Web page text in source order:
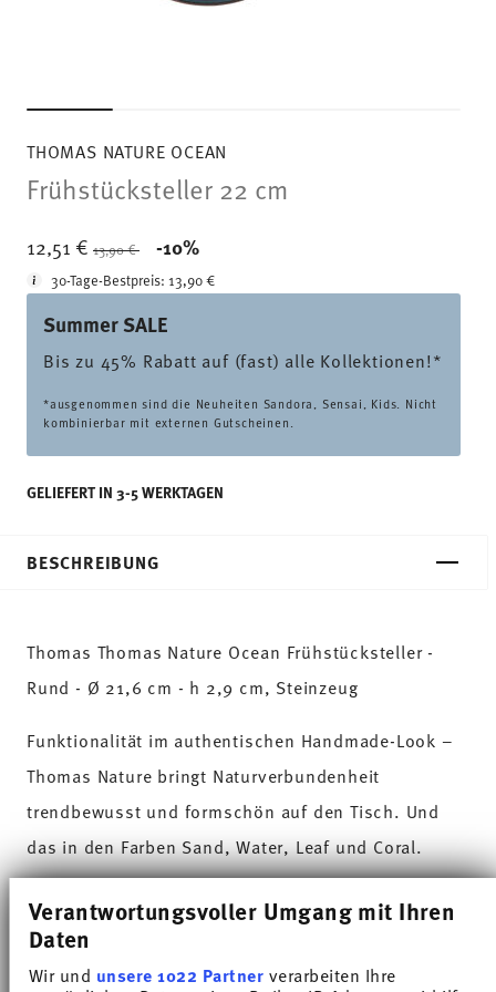
Verantwortungsvoller Umgang mit Ihren
Daten
Wir und unsere 1022 Partnerverarbeiten Ihre
THOMAS NATURE OCEAN
Frühstücksteller 22 cm
12,51 € Price reduced from
13,90 € -10%
30-Tage-Bestpreis:13,90 €
Summer SALE
Bis zu 45% Rabatt auf (fast) alle Kollektionen!*
*ausgenommen sind die Neuheiten Sandora, Sensai, Kids. Nicht
kombinierbar mit externen Gutscheinen.
GELIEFERT IN 3-5 WERKTAGEN
BESCHREIBUNG
Thomas Thomas Nature Ocean Frühstücksteller -
Rund - Ø 21,6 cm - h 2,9 cm, Steinzeug
Funktionalität im authentischen Handmade-Look –
Thomas Nature bringt Naturverbundenheit
trendbewusst und formschön auf den Tisch. Und
das in den Farben Sand, Water, Leaf und Coral.
Das Element Wasser steckt voller Gegensätze: heiß
und kalt, still und stürmisch, Ebbe und Flut. So
vereint auch der Farbton Water das Gegensätzliche.